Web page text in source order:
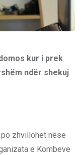
kur i prek
ndër shekuj
zhvillohet nëse
e Kombeve